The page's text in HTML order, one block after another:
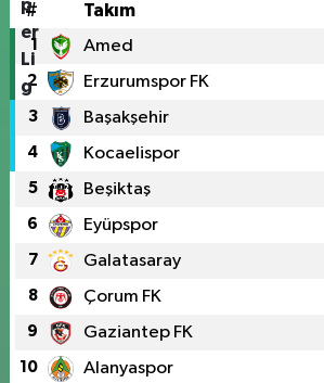
# Takım
1 Amed
2 Erzurumspor FK
3 Başakşehir
4 Kocaelispor
5 Beşiktaş
6 Eyüpspor
7 Galatasaray
8 Çorum FK
9 Gaziantep FK
10 Alanyaspor